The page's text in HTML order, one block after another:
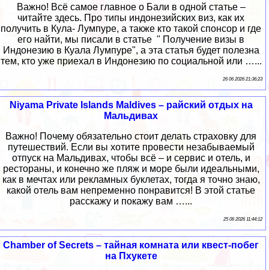
Важно! Всё самое главное о Бали в одной статье –
читайте здесь. Про типы индонезийских виз, как их
получить в Кула- Лумпуре, а также кто такой спонсор и где
его найти, мы писали в статье " Получение визы в
Индонезию в Куала Лумпуре", а эта статья будет полезна
тем, кто уже приехал в Индонезию по социальной или …...
26 06 2026 21:36:23
Niyama Private Islands Maldives – райский отдых на
Мальдивах
Важно! Почему обязательно стоит делать страховку для
путешествий. Если вы хотите провести незабываемый
отпуск на Мальдивах, чтобы всё – и сервис и отель, и
рестораны, и конечно же пляж и море были идеальными,
как в мечтах или рекламных буклетах, тогда я точно знаю,
какой отель вам непременно понравится! В этой статье
расскажу и покажу вам …...
25 06 2026 11:44:12
Chamber of Secrets – тайная комната или квест-побег
на Пхукете